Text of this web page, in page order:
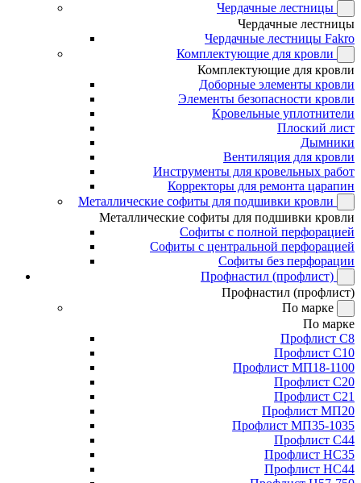
Чердачные лестницы
Чердачные лестницы
Чердачные лестницы Fakro
Комплектующие для кровли
Комплектующие для кровли
Доборные элементы кровли
Элементы безопасности кровли
Кровельные уплотнители
Плоский лист
Дымники
Вентиляция для кровли
Инструменты для кровельных работ
Корректоры для ремонта царапин
Металлические софиты для подшивки кровли
Металлические софиты для подшивки кровли
Софиты с полной перфорацией
Софиты с центральной перфорацией
Софиты без перфорации
Профнастил (профлист)
Профнастил (профлист)
По марке
По марке
Профлист С8
Профлист С10
Профлист МП18-1100
Профлист С20
Профлист С21
Профлист МП20
Профлист МП35-1035
Профлист С44
Профлист НС35
Профлист НС44